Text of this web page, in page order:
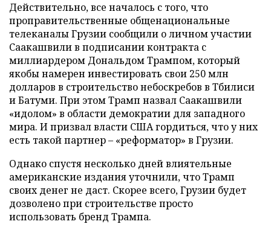
Действительно, все началось с того, что
проправительственные общенациональные
телеканалы Грузии сообщили о личном участии
Саакашвили в подписании контракта с
миллиардером Дональдом Трампом, который
якобы намерен инвестировать свои 250 млн
долларов в строительство небоскребов в Тбилиси
и Батуми. При этом Трамп назвал Саакашвили
«идолом» в области демократии для западного
мира. И призвал власти США гордиться, что у них
есть такой партнер – «реформатор» в Грузии.
Однако спустя несколько дней влиятельные
американские издания уточнили, что Трамп
своих денег не даст. Скорее всего, Грузии будет
дозволено при строительстве просто
использовать бренд Трампа.